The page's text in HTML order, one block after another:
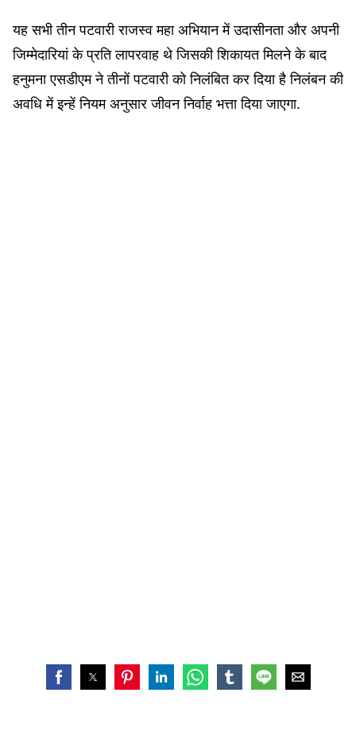
यह सभी तीन पटवारी राजस्व महा अभियान में उदासीनता और अपनी
जिम्मेदारियां के प्रति लापरवाह थे जिसकी शिकायत मिलने के बाद
हनुमना एसडीएम ने तीनों पटवारी को निलंबित कर दिया है निलंबन की
अवधि में इन्हें नियम अनुसार जीवन निर्वाह भत्ता दिया जाएगा.